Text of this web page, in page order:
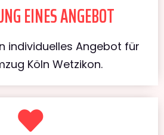
EINES ANGEBOT
individuelles Angebot für
Köln Wetzikon.